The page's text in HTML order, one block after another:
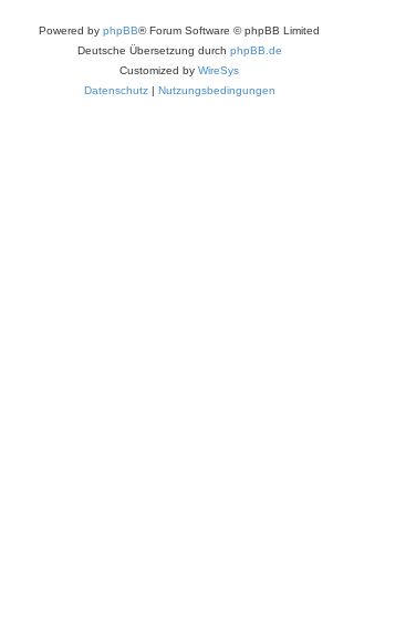
Powered by phpBB® Forum Software © phpBB Limited
Deutsche Übersetzung durch phpBB.de
Customized by WireSys
Datenschutz| Nutzungsbedingungen